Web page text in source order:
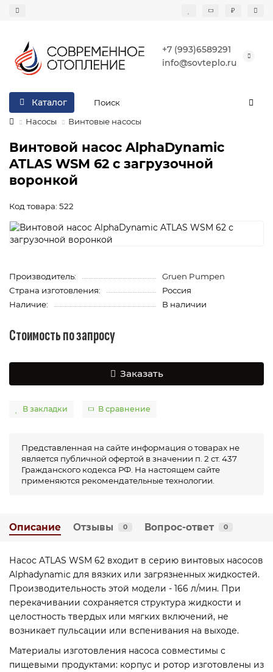
₽
+7 (993)6589291
info@sovteplo.ru
Каталог
Насосы Винтовые насосы
Винтовой насос AlphaDynamic
ATLAS WSM 62 с загрузочной
воронкой
Код товара: 522
Производитель:
Gruen Pumpen
Страна изготовления:
Россия
Наличие:
В наличии
Стоимость по запросу
Заказать
В закладки В сравнение
Представленная на сайте информация о товарах не
является публичной офертой в значении п. 2 ст. 437
Гражданского кодекса РФ. На настоящем сайте
применяются рекомендательные технологии.
Описание Отзывы 0 Вопрос-ответ 0
Насос ATLAS WSM 62 входит в серию винтовых насосов
Alphadynamic для вязких или загрязненных жидкостей.
Производительность этой модели - 166 л/мин. При
перекачивании сохраняется структура жидкости и
целостность твердых или мягких включений, не
возникает пульсации или вспенивания на выходе.
Материалы изготовления насоса совместимы с
пищевыми продуктами: корпус и ротор изготовлены из